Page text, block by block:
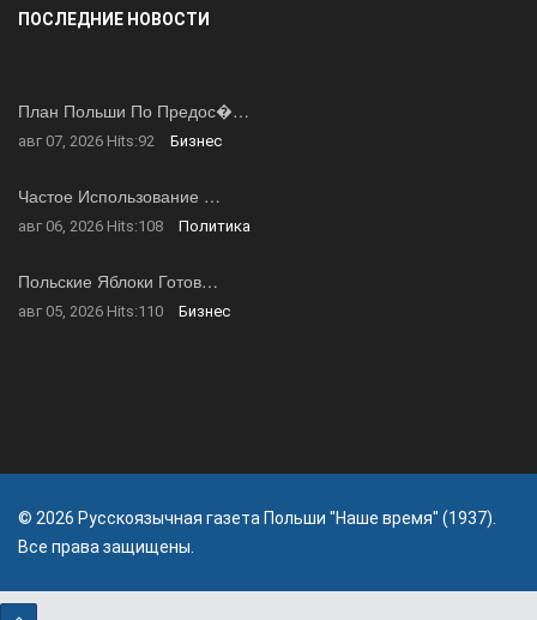
ПОСЛЕДНИЕ НОВОСТИ
План Польши По Предос�…
авг 07, 2026 Hits:92 Бизнес
Частое Использование …
авг 06, 2026 Hits:108 Политика
Польские Яблоки Готов…
авг 05, 2026 Hits:110 Бизнес
© 2026 Русскоязычная газета Польши "Наше время" (1937).
Все права защищены.